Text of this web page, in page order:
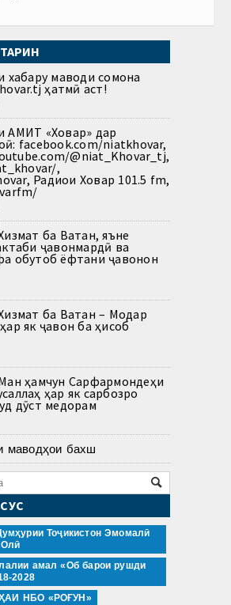
хабару маводи сомона
ҳатмӣ аст!
АМИТ «Ховар» дар
facebook.com/niatkhovar,
@niat_Khovar_tj,
,
Радиои Ховар 101.5 fm,
ба Ватан, яъне
ҷавонмардӣ ва
обутоб ёфтани ҷавонон
ба Ватан – Модар
як ҷавон ба ҳисоб
ҳамчун Сарфармондеҳи
ҳар як сарбозро
дӯст медорам
маводҳои бахш
Тоҷикистон Эмомалӣ
амал «Об барои рушди
2028
НБО «РОҒУН»